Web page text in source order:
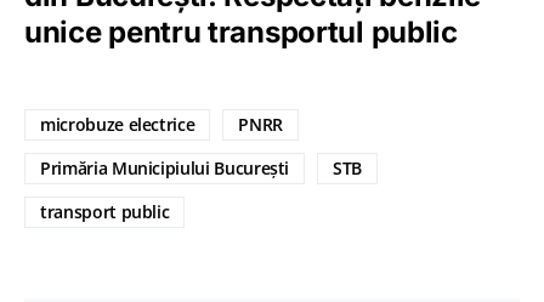
unice pentru transportul public
microbuze electrice
PNRR
Primăria Municipiului București
STB
transport public